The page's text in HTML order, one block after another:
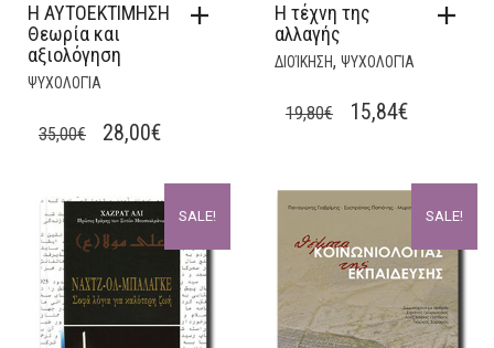
Η ΑΥΤΟΕΚΤΙΜΗΣΗ
Θεωρία και
αξιολόγηση
ΨΥΧΟΛΟΓΊΑ
35,00€
ORIGINAL
WAS:
35,00€.
28,00€CURRENT
IS:
28,00€.
Η τέχνη της
αλλαγής
ΔΙΟΊΚΗΣΗ, ΨΥΧΟΛΟΓΊΑ
19,80€
ORIGINAL
19,80€.
15,84€CURRENT
15,84€.
SALE! SALE!